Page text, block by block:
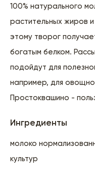
100% натурального
растительных жиров
этому творог
богатым белком.
подойдут для
например, для
Простоквашино -
Ингредиенты
молоко
культур